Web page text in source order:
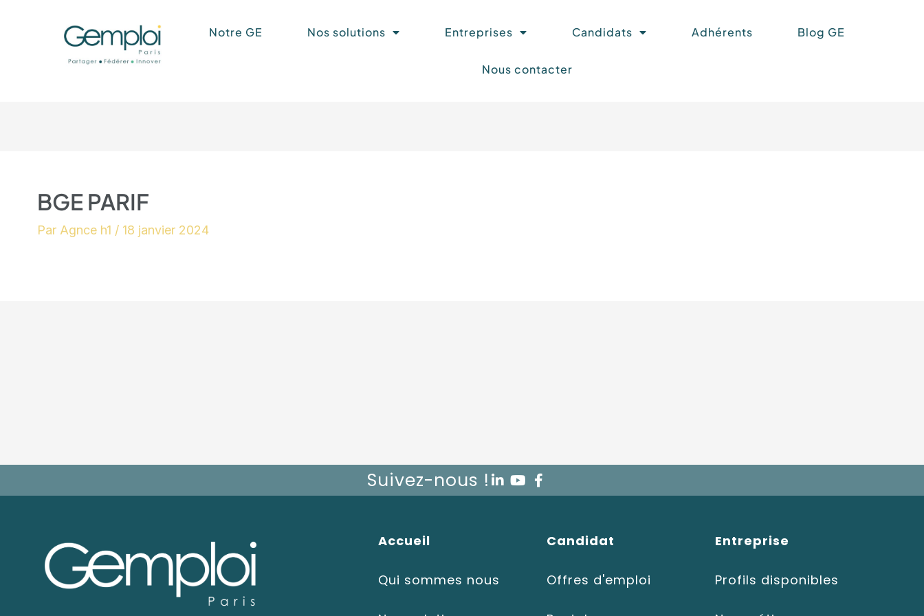
Notre GE Nos solutions Entreprises Candidats Adhérents Blog GE
Nous contacter
BGE PARIF
Par Agnce h1 / 18 janvier 2024
Suivez-nous !
Accueil
Qui sommes nous
Candidat
Offres d'emploi
Entreprise
Profils disponibles